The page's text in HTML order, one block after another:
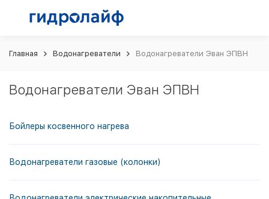
Главная Водонагреватели Водонагреватели Эван ЭПВН
Водонагреватели Эван ЭПВН
Бойлеры косвенного нагрева
Водонагреватели газовые (колонки)